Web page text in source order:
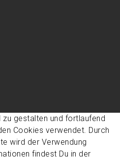
gestalten und fortlaufend
Cookies verwendet. Durch
wird der Verwendung
findest Du in der